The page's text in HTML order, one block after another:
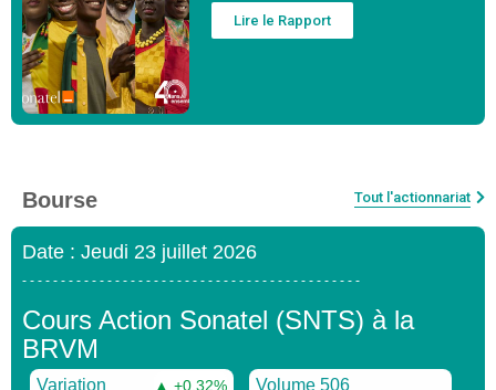
Tout l'actionnariat
Bourse
Date : Jeudi 23 juillet 2026
- - - - - - - - - - - - - - - - - - - - - - - - - - - - - - - - - - - - - - - - - - - -
Cours Action Sonatel (SNTS) à la
BRVM
Variation ▲ +0.32% Volume 506
Lire le Rapport